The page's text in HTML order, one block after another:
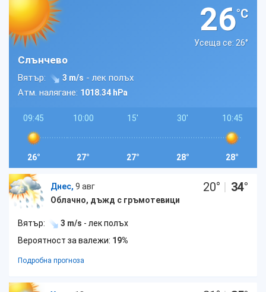
26°C
Усеща се: 26°
Слънчево
Вятър: 3 m/s - лек полъх
Атм. налягане: 1018.34 hPa
09:45
26°
10:00
27°
15'
27°
30'
28°
10:45
28°
Днес, 9 авг
Облачно, дъжд с гръмотевици
20° | 34°
Вятър: 3 m/s - лек полъх
Вероятност за валежи: 19%
Подробна прогноза